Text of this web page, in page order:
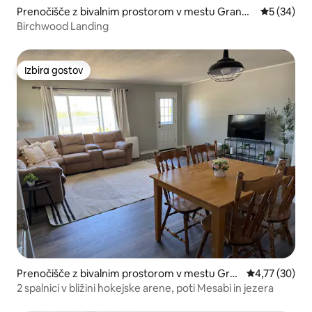
Prenočišče z bivalnim prostorom v mestu Grand
Rapids
5 (34)
Birchwood Landing
Izbira gostov
Izbira gostov
Prenočišče z bivalnim prostorom v mestu Gra
nd Rapids
Povprečna
4,77 (30)
2 spalnici v bližini hokejske arene, poti Mesabi in jezera